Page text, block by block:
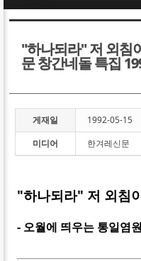
"하나되라" 저 외침
문 창간네돌 특집
게재일
1992-05-15
미디어
한겨레신문
"하나되라" 저 외침
- 오월에 띄우는 통일염원